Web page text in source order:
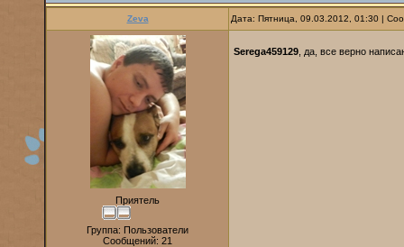
Zeva Дата: Пятница, 09.03.2012, 01:30 |
Приятель
Группа: Пользователи
Сообщений: 21
Serega459129 , да, все верно